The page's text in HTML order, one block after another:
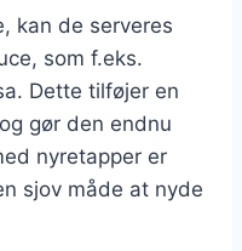
kan de serveres
som f.eks.
Dette tilføjer en
gør den endnu
nyretapper er
sjov måde at nyde